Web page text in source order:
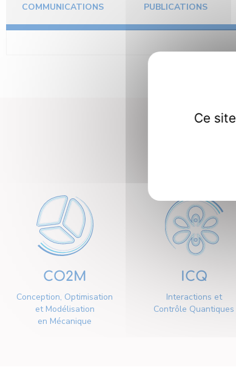
COMMUNICATIONS PUBLICATIONS
Nos
CO2M
Conception, Optimisation
et Modélisation
en Mécanique
ICQ
Interactions et
Contrôle Quantiques
Ce